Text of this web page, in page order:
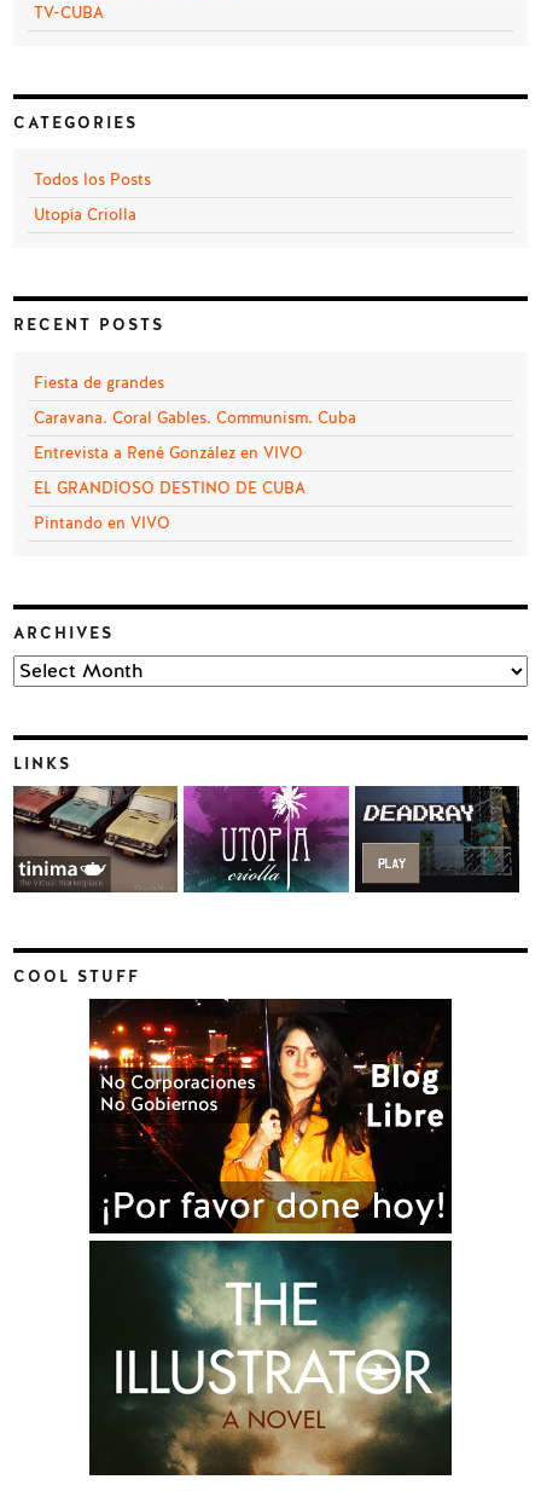
TV-CUBA
CATEGORIES
Todos los Posts
Utopía Criolla
RECENT POSTS
Fiesta de grandes
Caravana. Coral Gables. Communism. Cuba
Entrevista a René González en VIVO
EL GRANDIOSO DESTINO DE CUBA
Pintando en VIVO
ARCHIVES
Archives
LINKS
COOL STUFF